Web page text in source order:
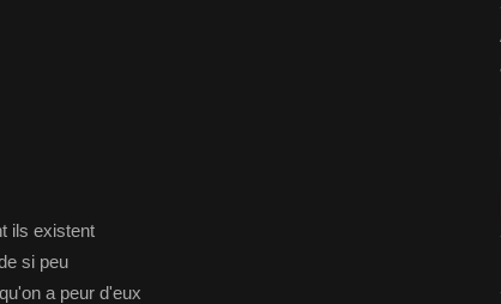
ils existent
si peu
a peur d'eux